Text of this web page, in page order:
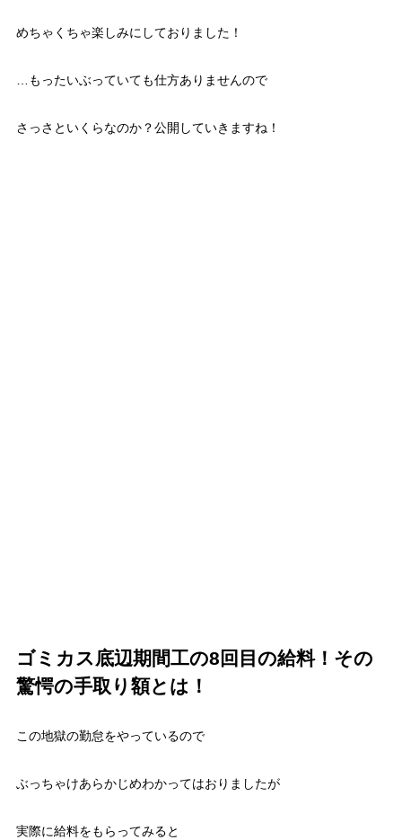
めちゃくちゃ楽しみにしておりました！
…もったいぶっていても仕方ありませんので
さっさといくらなのか？公開していきますね！
ゴミカス底辺期間工の8回目の給料！その
驚愕の手取り額とは！
この地獄の勤怠をやっているので
ぶっちゃけあらかじめわかってはおりましたが
実際に給料をもらってみると